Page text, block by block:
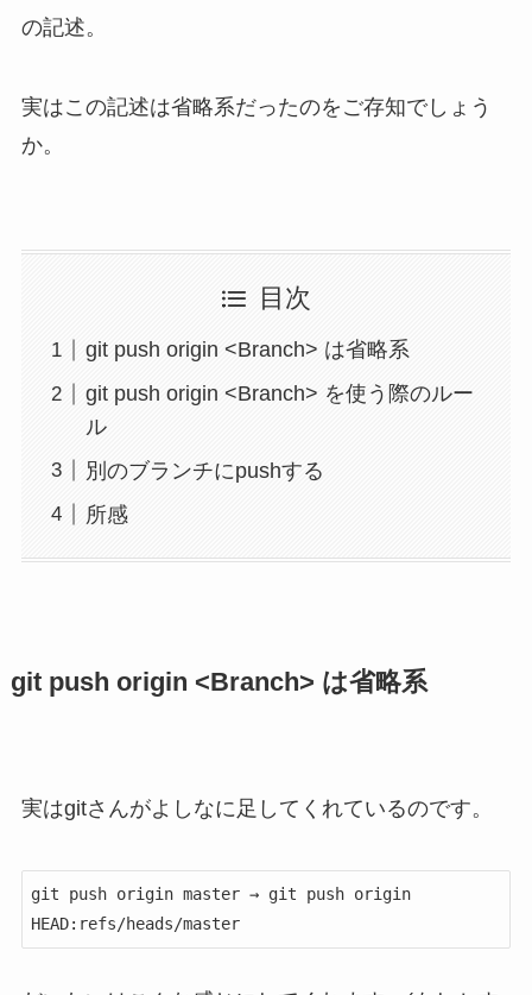
の記述。
実はこの記述は省略系だったのをご存知でしょう
か。
目次
git push origin <Branch> は省略系
git push origin <Branch> を使う際のルー
ル
別のブランチにpushする
所感
git push origin <Branch> は省略系
実はgitさんがよしなに足してくれているのです。
git push origin master → git push origin
HEAD:refs/heads/master